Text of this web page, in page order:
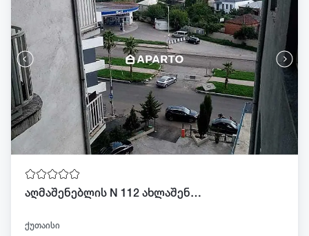
აღმაშენებლის N 112 ახლაშენებული ბინა.პალმების ხეივანში
ქუთაისი